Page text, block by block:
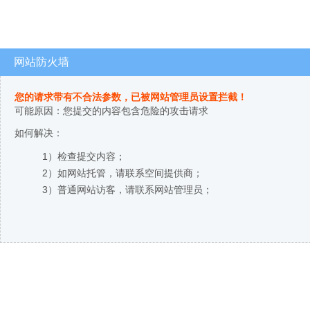
网站防火墙
您的请求带有不合法参数，已被网站管理员设置拦截！
可能原因：您提交的内容包含危险的攻击请求
如何解决：
1）检查提交内容；
2）如网站托管，请联系空间提供商；
3）普通网站访客，请联系网站管理员；